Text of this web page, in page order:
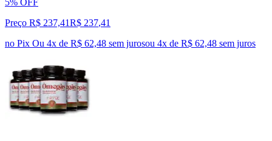
5% OFF
Preço R$ 237,41R$ 237,41
no Pix Ou 4x de R$ 62,48 sem jurosou 4x de R$ 62,48 sem juros